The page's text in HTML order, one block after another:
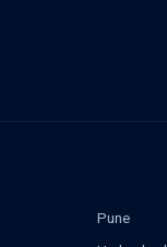
Pune